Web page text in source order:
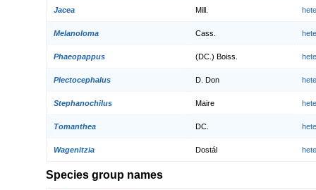
Jacea Mill.
Melanoloma Cass.
Phaeopappus (DC.) Boiss.
Plectocephalus D. Don
Stephanochilus Maire
Tomanthea DC.
Wagenitzia Dostál
Species group names